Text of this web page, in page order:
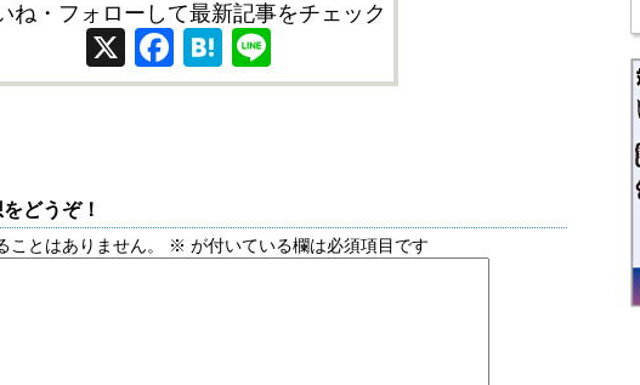
ね・フォローして最新記事をチェック
X Facebook
Hatena
どうぞ！
とはありません。 ※ が付いている欄は必須項目です